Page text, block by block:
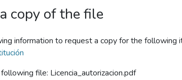
copy of the file
information to request a copy for the following
file: Licencia_autorizacion.pdf